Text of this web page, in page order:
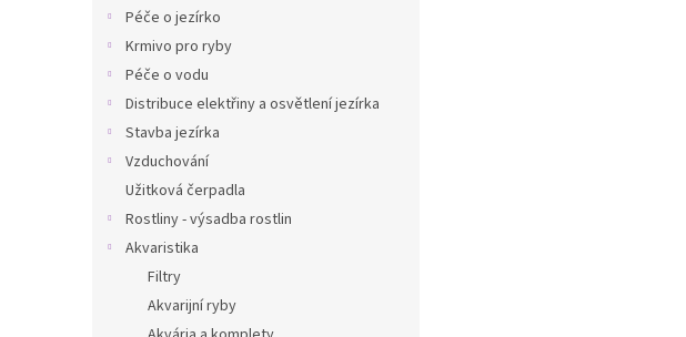
Péče o jezírko
Krmivo pro ryby
Péče o vodu
Distribuce elektřiny a osvětlení jezírka
Stavba jezírka
Vzduchování
Užitková čerpadla
Rostliny - výsadba rostlin
Akvaristika
Filtry
Akvarijní ryby